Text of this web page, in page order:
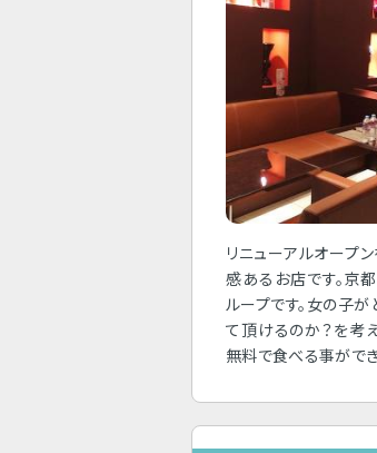
リニューアルオープ
感あるお店です。京
ループです。女の子
て頂けるのか？を考
無料で食べる事ができ